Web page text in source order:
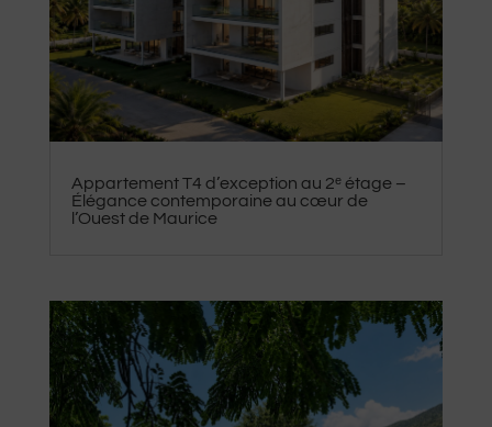
Appartement T4 d’exception au 2ᵉ étage –
Élégance contemporaine au cœur de
l’Ouest de Maurice